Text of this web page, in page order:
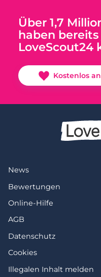
Über 1,7
haben
LoveScout24
Kostenlos
News
Bewertungen
Online-Hilfe
AGB
Datenschutz
Cookies
Illegalen Inhalt melden